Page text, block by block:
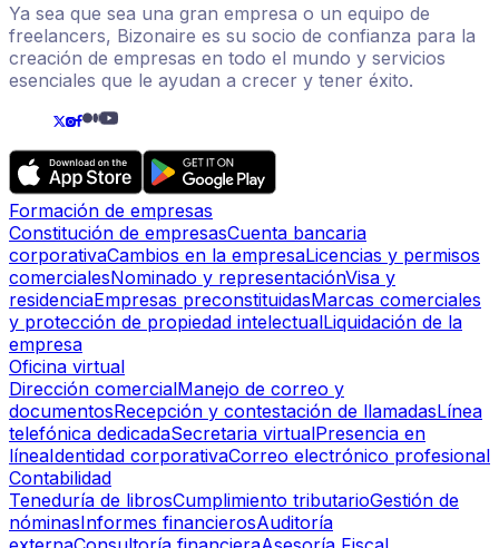
Ya sea que sea una gran empresa o un equipo de
freelancers, Bizonaire es su socio de confianza para la
creación de empresas en todo el mundo y servicios
esenciales que le ayudan a crecer y tener éxito.
Formación de empresas
Constitución de empresasCuenta bancaria
corporativaCambios en la empresaLicencias y permisos
comercialesNominado y representaciónVisa y
residenciaEmpresas preconstituidasMarcas comerciales
y protección de propiedad intelectualLiquidación de la
empresa
Oficina virtual
Dirección comercialManejo de correo y
documentosRecepción y contestación de llamadasLínea
telefónica dedicadaSecretaria virtualPresencia en
líneaIdentidad corporativaCorreo electrónico profesional
Contabilidad
Teneduría de librosCumplimiento tributarioGestión de
nóminasInformes financierosAuditoría